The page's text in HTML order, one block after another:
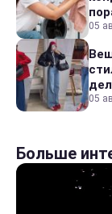
05
05
Больше